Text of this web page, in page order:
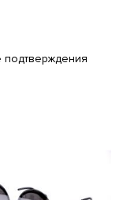
подтверждения